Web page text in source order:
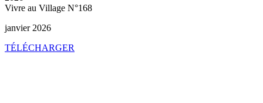
Vivre au Village N°168
janvier 2026
TÉLÉCHARGER